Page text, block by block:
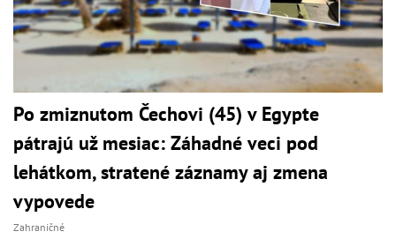
Po zmiznutom Čechovi (45) v Egypte
pátrajú už mesiac: Záhadné veci pod
lehátkom, stratené záznamy aj zmena
vypovede
Zahraničné